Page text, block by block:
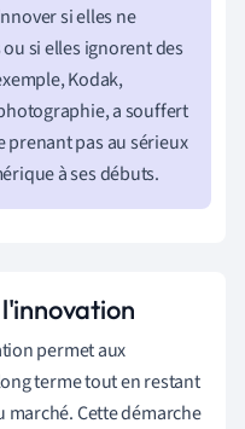
si elles ne
si elles ignorent des
Kodak,
a souffert
pas au sérieux
à ses débuts.
permet aux
terme tout en restant
marché. Cette démarche